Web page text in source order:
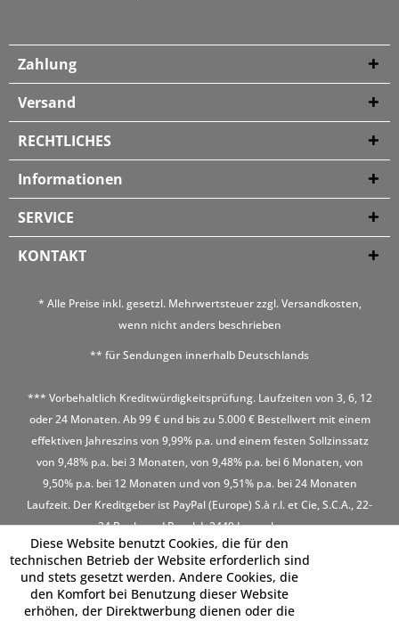
Zahlung
Versand
RECHTLICHES
Informationen
SERVICE
KONTAKT
* Alle Preise inkl. gesetzl. Mehrwertsteuer zzgl.Versandkosten,
wenn nicht anders beschrieben
** für Sendungen innerhalb Deutschlands
*** Vorbehaltlich Kreditwürdigkeitsprüfung. Laufzeiten von 3, 6, 12
oder 24 Monaten. Ab 99 € und bis zu 5.000 € Bestellwert mit einem
effektiven Jahreszins von 9,99% p.a. und einem festen Sollzinssatz
von 9,48% p.a. bei 3 Monaten, von 9,48% p.a. bei 6 Monaten, von
9,50% p.a. bei 12 Monaten und von 9,51% p.a. bei 24 Monaten
Laufzeit. Der Kreditgeber ist PayPal (Europe) S.à r.l. et Cie, S.C.A., 22-
24 Boulevard Royal, L-2449 Luxembourg
Diese Website benutzt Cookies, die für den
technischen Betrieb der Website erforderlich sind
und stets gesetzt werden. Andere Cookies, die
den Komfort bei Benutzung dieser Website
erhöhen, der Direktwerbung dienen oder die